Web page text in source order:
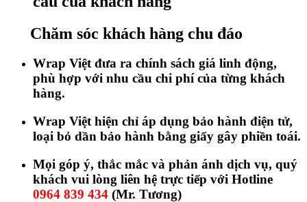
Chăm sóc khách hàng chu đáo
Wrap Việt đưa ra chính sách giá linh động,
phù hợp với nhu cầu chi phí của từng khách
hàng.
Wrap Việt hiện chỉ áp dụng bảo hành điện tử,
loại bỏ dần bảo hành bằng giấy gây phiền toái.
Mọi góp ý, thắc mắc và phản ánh dịch vụ, quý
khách vui lòng liên hệ trực tiếp với Hotline
0964 839 434 (Mr. Tương)